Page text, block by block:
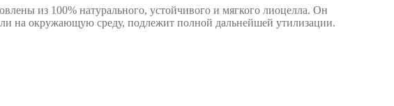
из 100% натурального, устойчивого и мягкого лиоцелла. Он
на окружающую среду, подлежит полной дальнейшей утилизации.